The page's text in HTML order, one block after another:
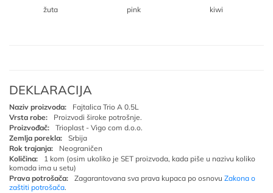
žuta pink kiwi
DEKLARACIJA
Naziv proizvoda:
Fajtalica Trio A 0.5L
Vrsta robe:
Proizvodi široke potrošnje.
Proizvođač:
Trioplast - Vigo com d.o.o.
Zemlja porekla:
Srbija
Rok trajanja:
Neograničen
Količina:
1 kom (osim ukoliko je SET proizvoda, kada piše u nazivu koliko
komada ima u setu)
Prava potrošača:
Zagarantovana sva prava kupaca po osnovu Zakona o
zaštiti potrošača.